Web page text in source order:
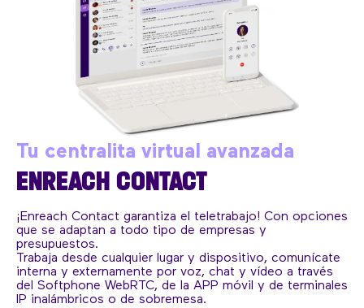
Tu centralita virtual avanzada
ENREACH CONTACT
¡Enreach Contact garantiza el teletrabajo! Con opciones
que se adaptan a todo tipo de empresas y
presupuestos.
Trabaja desde cualquier lugar y dispositivo, comunícate
interna y externamente por voz, chat y vídeo a través
del Softphone WebRTC, de la APP móvil y de terminales
IP inalámbricos o de sobremesa.